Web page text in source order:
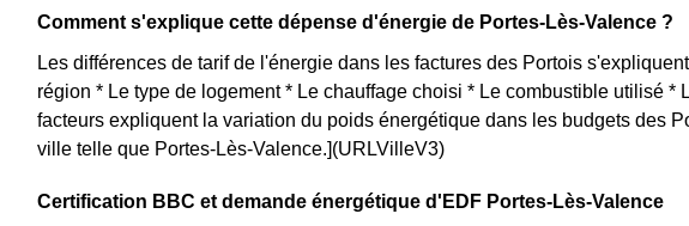
Comment s'explique cette dépense d'énergie de Portes-Lès-Valence ?
Les différences de tarif de l'énergie dans les factures des Portois
région * Le type de logement * Le chauffage choisi * Le combustible utilisé
facteurs expliquent la variation du poids énergétique dans les budgets des
ville telle que Portes-Lès-Valence.](URLVilleV3)
Certification BBC et demande énergétique d'EDF Portes-Lès-Valence